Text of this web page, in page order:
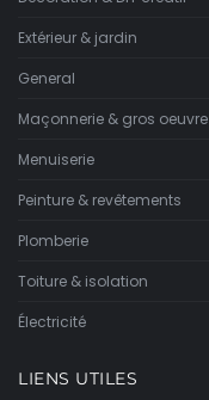
Extérieur & jardin
General
Maçonnerie & gros oeuvre
Menuiserie
Peinture & revêtements
Plomberie
Toiture & isolation
Électricité
LIENS UTILES